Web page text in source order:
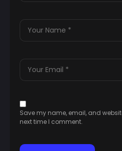
Save my name, email, and
next time I comment.